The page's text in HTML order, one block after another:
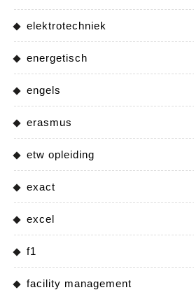
elektrotechniek
energetisch
engels
erasmus
etw opleiding
exact
excel
f1
facility management